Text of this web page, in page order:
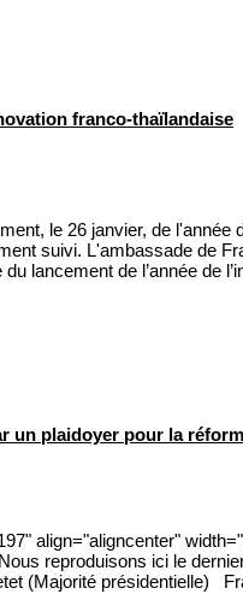
franco-thaïlandaise
le 26 janvier, de l'année
suivi. L'ambassade de
lancement de l’année de
un plaidoyer pour la
align="aligncenter"
reproduisons ici le
(Majorité présidentielle)